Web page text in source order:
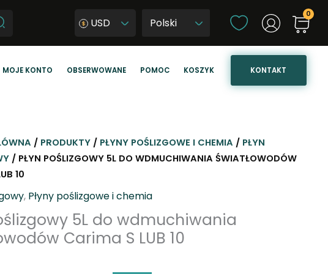
USD
e
ę
z
y
j
ę
s
MOJE KONTO OBSERWOWANE POMOC KOSZYK KONTAKT
/ PRODUKTY / PŁYNY POŚLIZGOWE I CHEMIA / PŁYN
/ PŁYN POŚLIZGOWY 5L DO WDMUCHIWANIA ŚWIATŁOWODÓW
10
, Płyny poślizgowe i chemia
5L do wdmuchiwania
Carima S LUB 10